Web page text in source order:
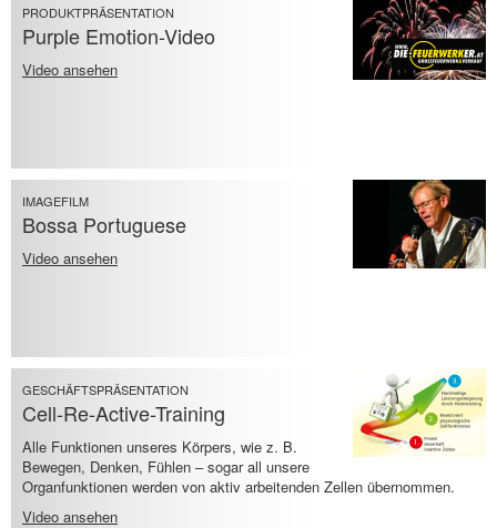
PRODUKTPRÄSENTATION
Purple Emotion-Video
Video ansehen
IMAGEFILM
Bossa Portuguese
Video ansehen
GESCHÄFTSPRÄSENTATION
Cell-Re-Active-Training
Alle Funktionen unseres Körpers, wie z. B.
Bewegen, Denken, Fühlen – sogar all unsere
Organfunktionen werden von aktiv arbeitenden Zellen übernommen.
Video ansehen